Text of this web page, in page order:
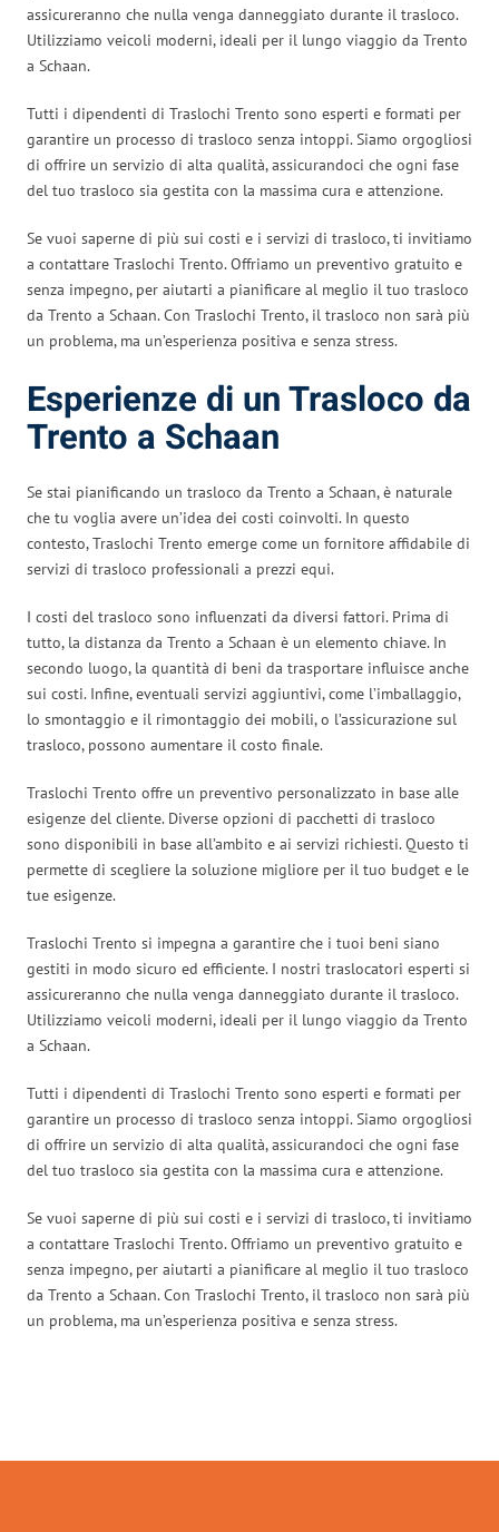
assicureranno che nulla venga danneggiato durante il trasloco.
Utilizziamo veicoli moderni, ideali per il lungo viaggio da Trento
a Schaan.
Tutti i dipendenti di Traslochi Trento sono esperti e formati per
garantire un processo di trasloco senza intoppi. Siamo orgogliosi
di offrire un servizio di alta qualità, assicurandoci che ogni fase
del tuo trasloco sia gestita con la massima cura e attenzione.
Se vuoi saperne di più sui costi e i servizi di trasloco, ti invitiamo
a contattare Traslochi Trento. Offriamo un preventivo gratuito e
senza impegno, per aiutarti a pianificare al meglio il tuo trasloco
da Trento a Schaan. Con Traslochi Trento, il trasloco non sarà più
un problema, ma un’esperienza positiva e senza stress.
Esperienze di un Trasloco da
Trento a Schaan
Se stai pianificando un trasloco da Trento a Schaan, è naturale
che tu voglia avere un’idea dei costi coinvolti. In questo
contesto, Traslochi Trento emerge come un fornitore affidabile di
servizi di trasloco professionali a prezzi equi.
I costi del trasloco sono influenzati da diversi fattori. Prima di
tutto, la distanza da Trento a Schaan è un elemento chiave. In
secondo luogo, la quantità di beni da trasportare influisce anche
sui costi. Infine, eventuali servizi aggiuntivi, come l’imballaggio,
lo smontaggio e il rimontaggio dei mobili, o l’assicurazione sul
trasloco, possono aumentare il costo finale.
Traslochi Trento offre un preventivo personalizzato in base alle
esigenze del cliente. Diverse opzioni di pacchetti di trasloco
sono disponibili in base all’ambito e ai servizi richiesti. Questo ti
permette di scegliere la soluzione migliore per il tuo budget e le
tue esigenze.
Traslochi Trento si impegna a garantire che i tuoi beni siano
gestiti in modo sicuro ed efficiente. I nostri traslocatori esperti si
assicureranno che nulla venga danneggiato durante il trasloco.
Utilizziamo veicoli moderni, ideali per il lungo viaggio da Trento
a Schaan.
Tutti i dipendenti di Traslochi Trento sono esperti e formati per
garantire un processo di trasloco senza intoppi. Siamo orgogliosi
di offrire un servizio di alta qualità, assicurandoci che ogni fase
del tuo trasloco sia gestita con la massima cura e attenzione.
Se vuoi saperne di più sui costi e i servizi di trasloco, ti invitiamo
a contattare Traslochi Trento. Offriamo un preventivo gratuito e
senza impegno, per aiutarti a pianificare al meglio il tuo trasloco
da Trento a Schaan. Con Traslochi Trento, il trasloco non sarà più
un problema, ma un’esperienza positiva e senza stress.